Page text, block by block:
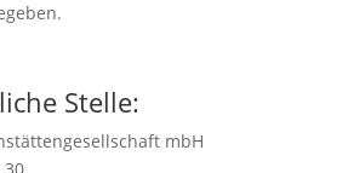
Stelle:
mbH